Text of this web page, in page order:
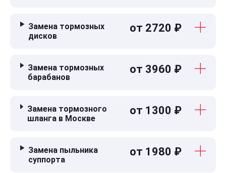
Замена тормозных
дисков
от 2720 ₽
Замена тормозных
барабанов
от 3960 ₽
Замена тормозного
шланга в Москве
от 1300 ₽
Замена пыльника
суппорта
от 1980 ₽